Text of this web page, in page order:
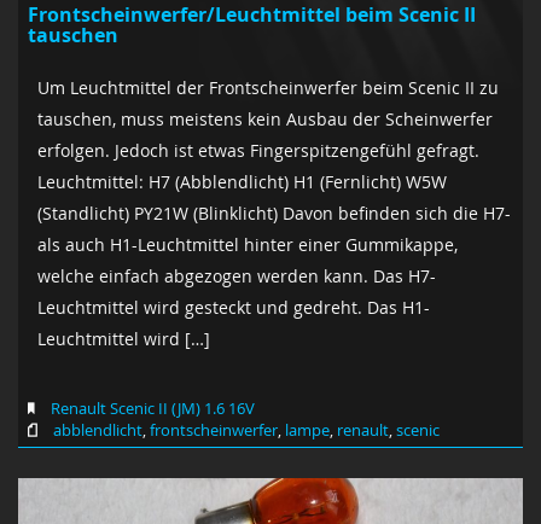
Frontscheinwerfer/Leuchtmittel beim Scenic II
tauschen
Um Leuchtmittel der Frontscheinwerfer beim Scenic II zu
tauschen, muss meistens kein Ausbau der Scheinwerfer
erfolgen. Jedoch ist etwas Fingerspitzengefühl gefragt.
Leuchtmittel: H7 (Abblendlicht) H1 (Fernlicht) W5W
(Standlicht) PY21W (Blinklicht) Davon befinden sich die H7-
als auch H1-Leuchtmittel hinter einer Gummikappe,
welche einfach abgezogen werden kann. Das H7-
Leuchtmittel wird gesteckt und gedreht. Das H1-
Leuchtmittel wird […]
Renault Scenic II (JM) 1.6 16V
abblendlicht,frontscheinwerfer, lampe, renault,scenic